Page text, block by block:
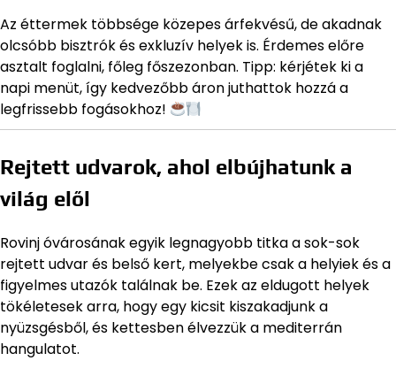
Az éttermek többsége közepes árfekvésű, de akadnak
olcsóbb bisztrók és exkluzív helyek is. Érdemes előre
asztalt foglalni, főleg főszezonban. Tipp: kérjétek ki a
napi menüt, így kedvezőbb áron juthattok hozzá a
legfrissebb fogásokhoz!
Rejtett udvarok, ahol elbújhatunk a
világ elől
Rovinj óvárosának egyik legnagyobb titka a sok-sok
rejtett udvar és belső kert, melyekbe csak a helyiek és a
figyelmes utazók találnak be. Ezek az eldugott helyek
tökéletesek arra, hogy egy kicsit kiszakadjunk a
nyüzsgésből, és kettesben élvezzük a mediterrán
hangulatot.